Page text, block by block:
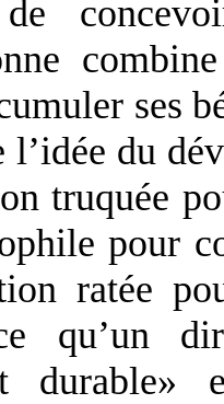
ses
l’idée du
truquée
pour
ratée
qu’un